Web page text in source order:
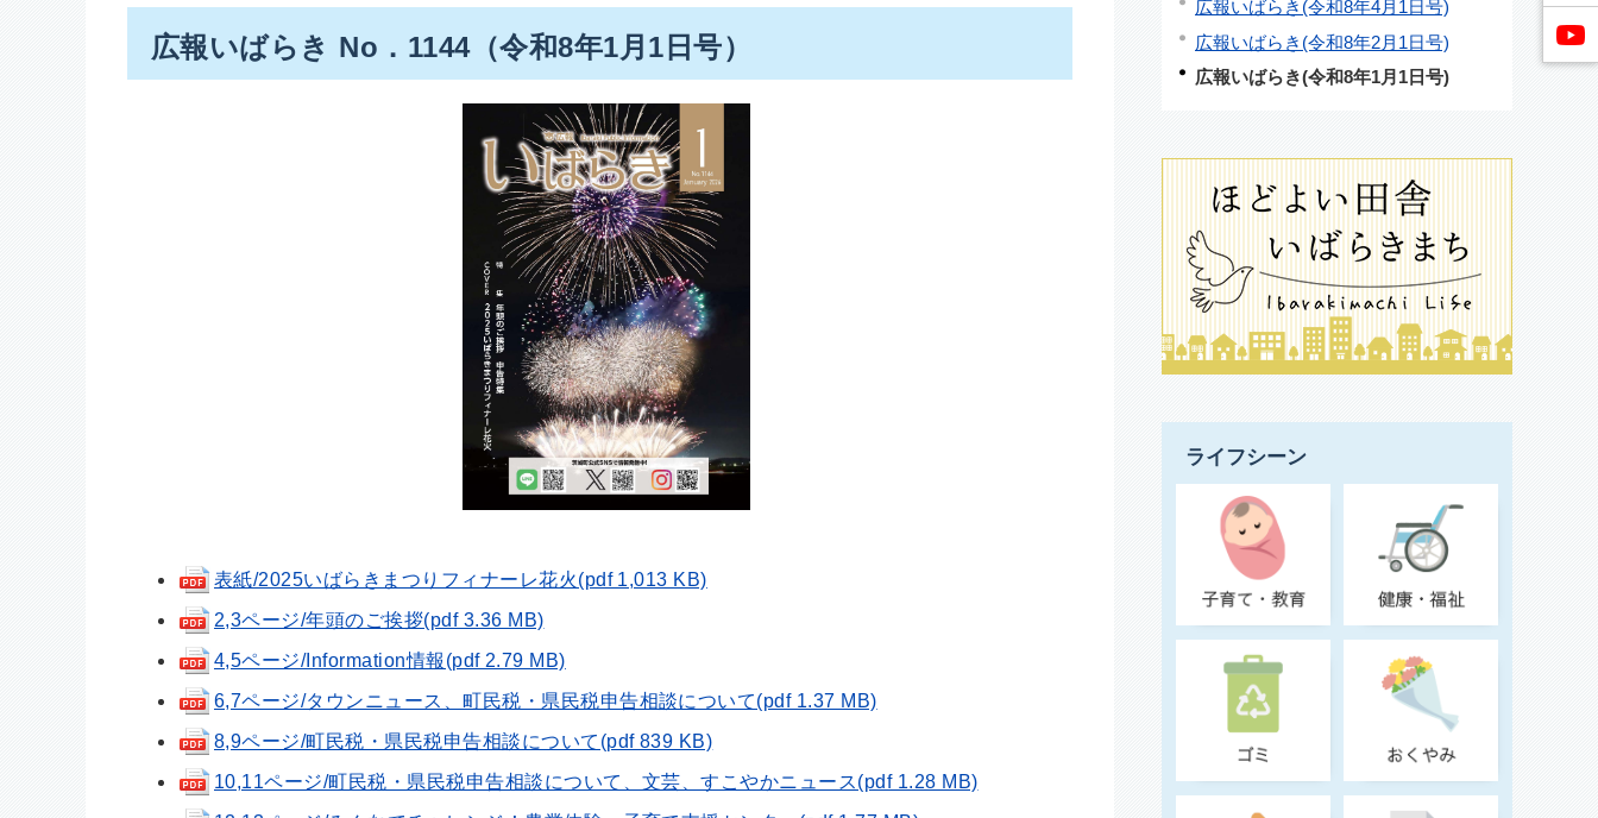
広報いばらき No．1144（令和8年1月1日号）
表紙/2025いばらきまつりフィナーレ花火(pdf 1,013 KB)
2,3ページ/年頭のご挨拶(pdf 3.36 MB)
4,5ページ/Information情報(pdf 2.79 MB)
6,7ページ/タウンニュース、町民税・県民税申告相談について(pdf 1.37 MB)
8,9ページ/町民税・県民税申告相談について(pdf 839 KB)
10,11ページ/町民税・県民税申告相談について、文芸、すこやかニュース(pdf 1.28 MB)
広報いばらき(令和8年4月1日号)
広報いばらき(令和8年2月1日号)
広報いばらき(令和8年1月1日号)
ライフシーン